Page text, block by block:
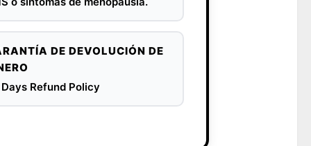
DE DEVOLUCIÓN DE
Refund Policy